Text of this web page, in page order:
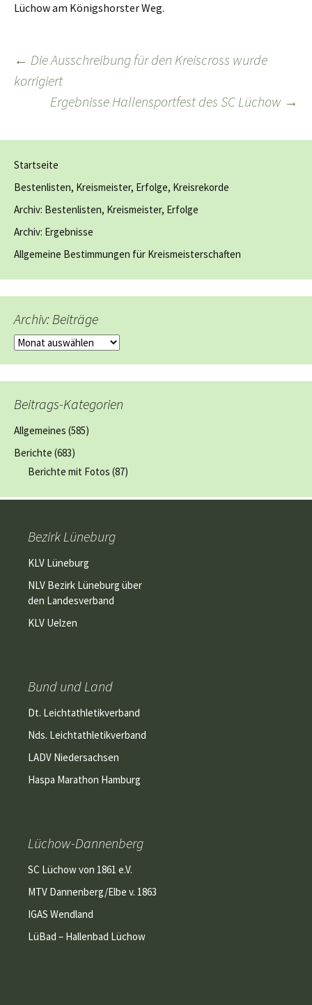
Lüchow am Königshorster Weg.
Beitragsnavigation
← Die Ausschreibung für den Kreiscross wurde
korrigiert
Ergebnisse Hallensportfest des SC Lüchow →
Startseite
Bestenlisten, Kreismeister, Erfolge, Kreisrekorde
Archiv: Bestenlisten, Kreismeister, Erfolge
Archiv: Ergebnisse
Allgemeine Bestimmungen für Kreismeisterschaften
Archiv: Beiträge
Archiv:
Beitrags-Kategorien
Allgemeines (585)
Berichte (683)
Berichte mit Fotos (87)
Bezirk Lüneburg
KLV Lüneburg
NLV Bezirk Lüneburg über
den Landesverband
KLV Uelzen
Bund und Land
Dt. Leichtathletikverband
Nds. Leichtathletikverband
LADV Niedersachsen
Haspa Marathon Hamburg
Lüchow-Dannenberg
SC Lüchow von 1861 e.V.
MTV Dannenberg/Elbe v. 1863
IGAS Wendland
LüBad – Hallenbad Lüchow